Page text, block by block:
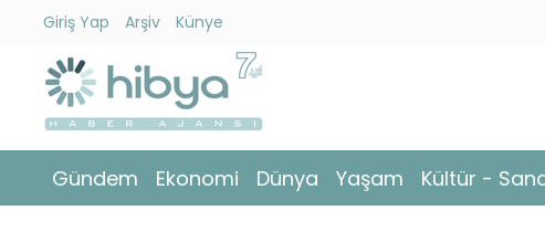
Giriş Yap Arşiv Künye
Gündem Ekonomi Dünya Yaşam Kültür -
Gündem
Ekonomi